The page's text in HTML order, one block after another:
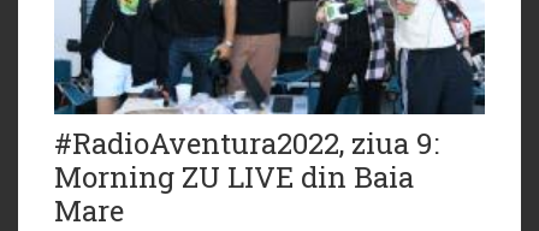
#RadioAventura2022, ziua 9:
Morning ZU LIVE din Baia
Mare